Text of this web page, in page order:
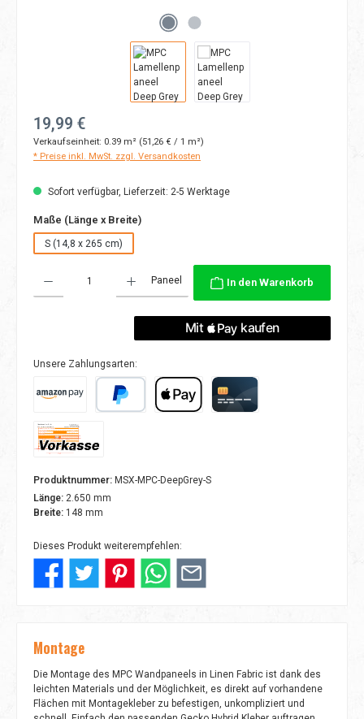
Regulärer Preis:
19,99 €
Verkaufseinheit: 0.39 m² (51,26 € / 1 m²)
* Preise inkl. MwSt. zzgl. Versandkosten
Sofort verfügbar, Lieferzeit: 2-5 Werktage
Maße (Länge x Breite)auswählen
S (14,8 x 265 cm)
Paneel In den Warenkorb
Unsere Zahlungsarten:
Produktnummer: MSX-MPC-DeepGrey-S
Länge: 2.650 mm
Breite: 148 mm
Dieses Produkt weiterempfehlen:
Montage
Die Montage des MPC Wandpaneels in Linen Fabric ist dank des
leichten Materials und der Möglichkeit, es direkt auf vorhandene
Flächen mit Montagekleber zu befestigen, unkompliziert und